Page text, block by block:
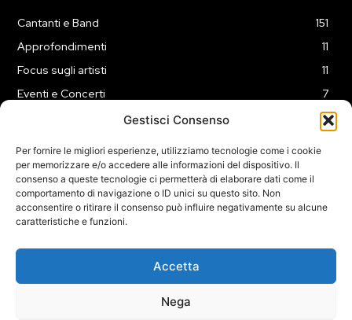
Gestisci Consenso
Per fornire le migliori esperienze, utilizziamo tecnologie come i cookie
per memorizzare e/o accedere alle informazioni del dispositivo. Il
consenso a queste tecnologie ci permetterà di elaborare dati come il
comportamento di navigazione o ID unici su questo sito. Non
acconsentire o ritirare il consenso può influire negativamente su alcune
caratteristiche e funzioni.
Accetta
Nega
Cantanti e Band
151
Approfondimenti
11
Focus sugli artisti
11
Eventi e Concerti
7
3
COOKIE POLICY (UE)
Sede legale in Via Alessio Baldovinetti 13 - 00142 - Roma - P.Iva: